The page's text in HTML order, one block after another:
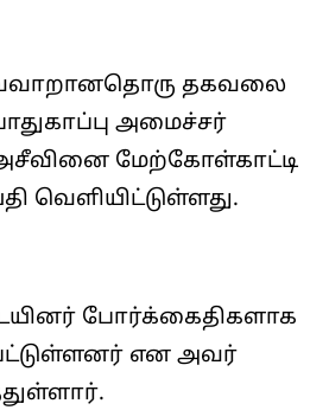
தகவலை
அமைச்சர்
மேற்கோள்காட்டி
வெளியிட்டுள்ளது.
போர்க்கைதிகளாக
என அவர்